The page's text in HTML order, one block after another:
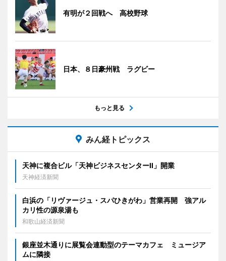
有明が２回戦へ 高校野球
日本、８日豪州戦 ラグビー
もっと見る
みん経トピックス
天神に複合ビル「天神ビジネスセンターII」開業
天神経済新聞
白浜の「リヴァージュ・スパひきがわ」営業再開 強アル
カリ性の源泉湯も
和歌山経済新聞
銀座並木通りに展覧会連動型のテーマカフェ ミュージア
ムに隣接